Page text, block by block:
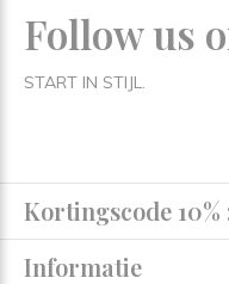
Follow us
START IN STIJL.
Kortingscode 10%
Informatie